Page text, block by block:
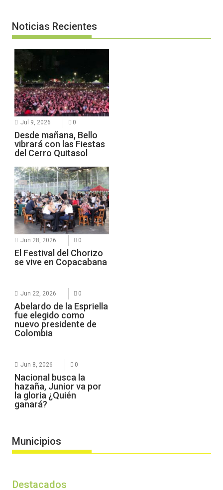
Noticias Recientes
Jul 9, 2026 0
Desde mañana, Bello
vibrará con las Fiestas
del Cerro Quitasol
Jun 28, 2026 0
El Festival del Chorizo
se vive en Copacabana
Jun 22, 2026 0
Abelardo de la Espriella
fue elegido como
nuevo presidente de
Colombia
Jun 8, 2026 0
Nacional busca la
hazaña, Junior va por
la gloria ¿Quién
ganará?
Municipios
Destacados